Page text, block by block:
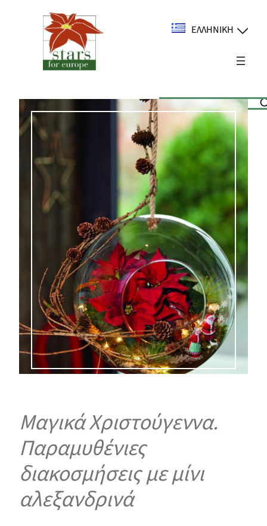
Μετάβαση
περιεχόμενο
ΕΛΛΗΝΙΚΉ
Suchen
Μαγικά Χριστούγεννα.
Παραμυθένιες
διακοσμήσεις με μίνι
αλεξανδρινά